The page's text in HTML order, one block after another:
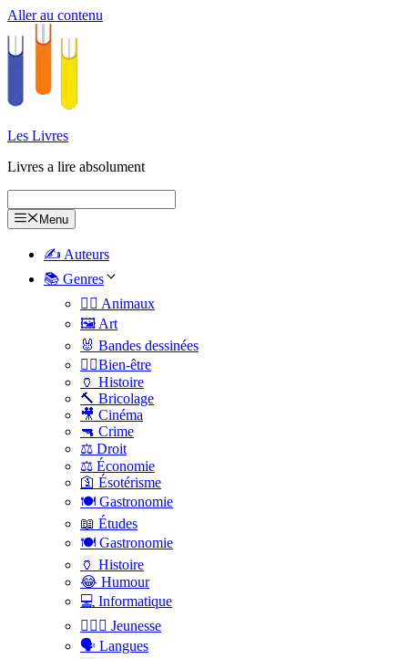
Aller au contenu
Les Livres
Livres a lire absolument
Menu
✍️ Auteurs
📚 Genres
🐕‍🦺 Animaux
🖼️ Art
🐰 Bandes dessinées
🧑‍⚕️Bien-être
🏺 Histoire
🔨 Bricolage
🎥 Cinéma
🔫 Crime
⚖️ Droit
⚖️ Économie
🛐 Ésotérisme
🍽️ Gastronomie
📖 Études
🍽️ Gastronomie
🏺 Histoire
😂 Humour
💻 Informatique
🤸🏽‍♀️ Jeunesse
🗣 Langues